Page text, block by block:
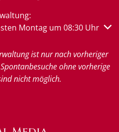
oder Schließzeiten
Montag um 08:30 Uhr
ist nur nach vorheriger
ohne vorherige
nicht möglich.